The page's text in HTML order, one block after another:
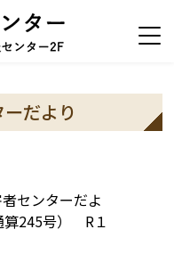
だより
センターだよ
245号） R１